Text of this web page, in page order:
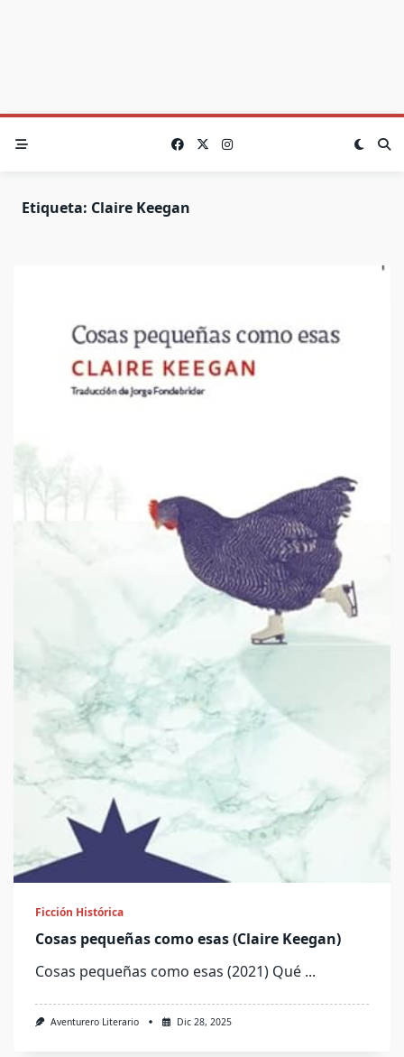
Etiqueta: Claire Keegan
Ficción Histórica
Cosas pequeñas como esas (Claire Keegan)
Cosas pequeñas como esas (2021) Qué ...
Aventurero Literario Dic 28, 2025